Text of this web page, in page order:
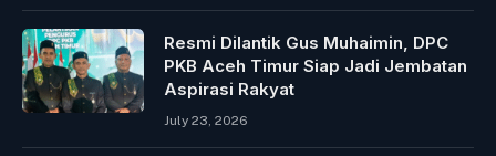
Resmi Dilantik Gus Muhaimin, DPC
PKB Aceh Timur Siap Jadi Jembatan
Aspirasi Rakyat
July 23, 2026